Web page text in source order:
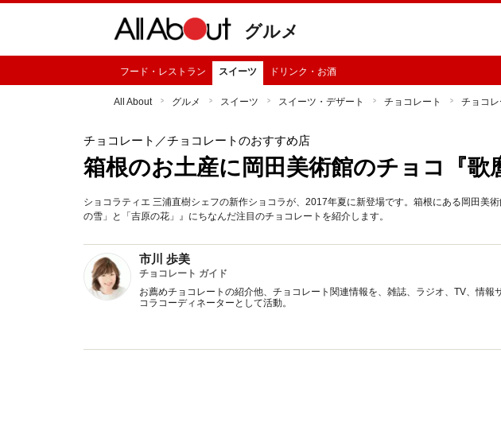
グルメ
フード・レストラン スイーツ ドリンク・お酒
All About グルメ スイーツ スイーツ・デザート チョコレート チョコ
チョコレート ／チョコレートのおすすめ店
箱根のお土産に岡田美術館のチョコ『歌
ショコラティエ 三浦直樹シェフの新作ショコラが、2017年夏に新登場です。箱根にある岡田美
の雪」と「吉原の花」』にちなんだ注目のチョコレートを紹介します。
市川 歩美
チョコレート ガイド
お薦めチョコレートの紹介他、チョコレート関連情報を、雑誌、ラジオ、TV、情報
コラコーディネーターとして活動。